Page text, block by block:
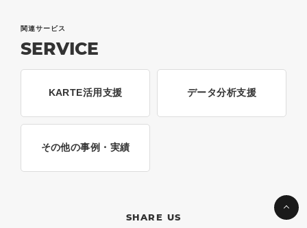
関連サービス
SERVICE
KARTE活用支援 データ分析支援
その他の事例・実績
SHARE US